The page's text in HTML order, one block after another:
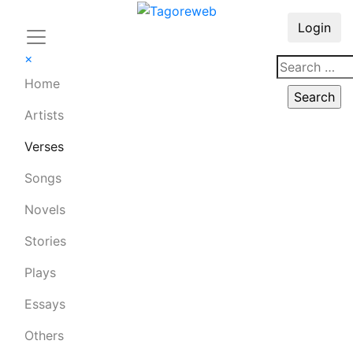
×
Home
Artists
Verses
Songs
Novels
Stories
Plays
Essays
Others
Login